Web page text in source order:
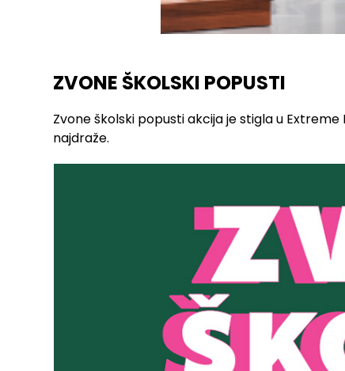
ZVONE ŠKOLSKI POPUSTI
Zvone školski popusti akcija je stigla u
najdraže.